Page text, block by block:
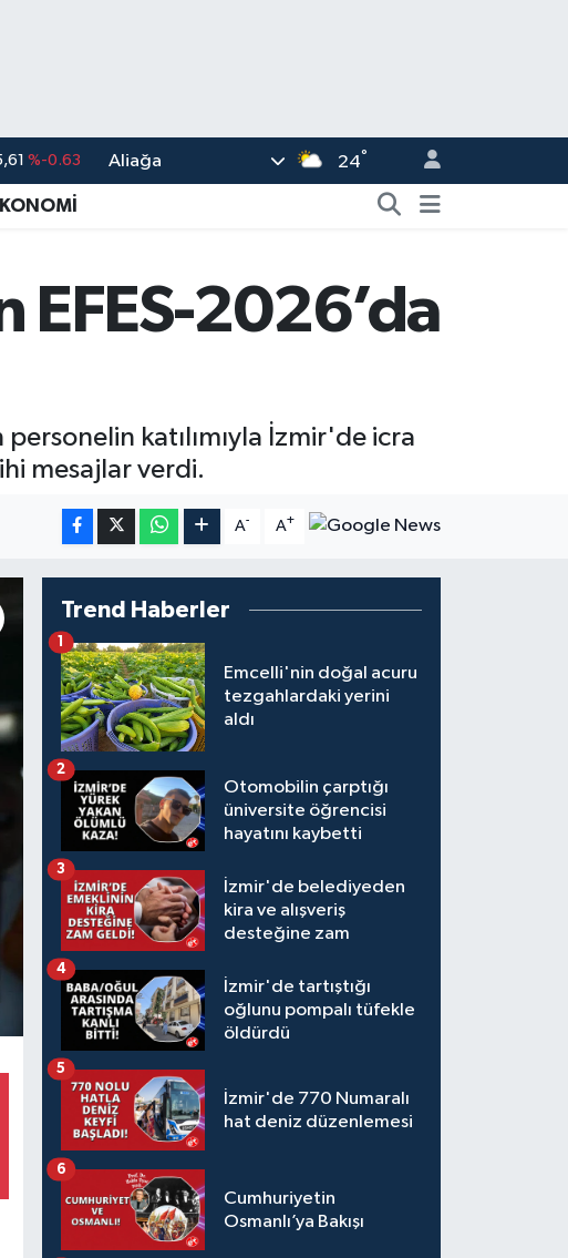
%0.16
%-0.02
%0.45
%70
Aliağa 24°
EFES-2026’da
katılımıyla İzmir'de icra
mesajlar verdi.
A- A+
Trend Haberler
Emcelli'nin doğal acuru
tezgahlardaki yerini
aldı
1
Otomobilin çarptığı
üniversite öğrencisi
hayatını kaybetti
2
İzmir'de belediyeden
kira ve alışveriş
desteğine zam
3
İzmir'de tartıştığı
oğlunu pompalı tüfekle
öldürdü
4
İzmir'de 770 Numaralı
hat deniz düzenlemesi
5
Cumhuriyetin
Osmanlı’ya Bakışı
6